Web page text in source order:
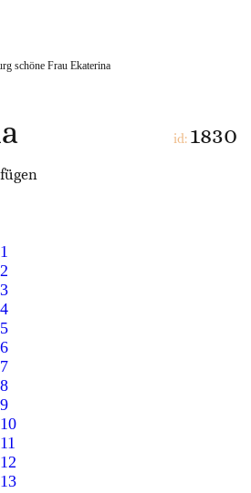
schöne Frau Ekaterina
id: 1830